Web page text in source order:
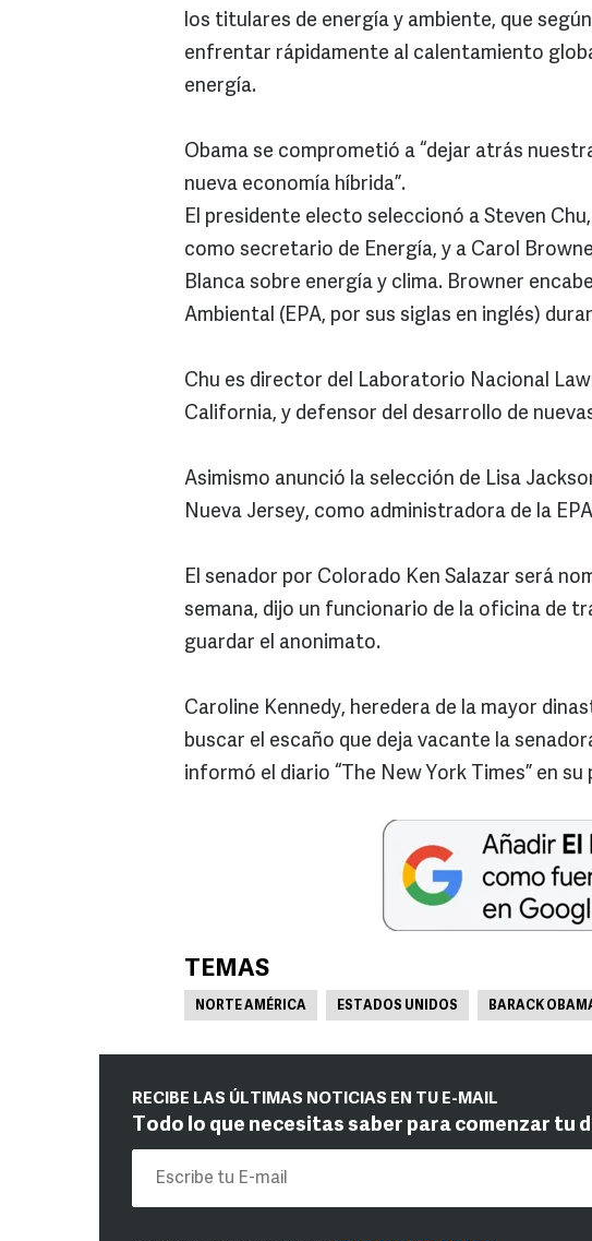
los titulares de energía y ambiente, que
enfrentar rápidamente al calentamiento
energía.
Obama se comprometió a “dejar atrás
nueva economía híbrida”.
El presidente electo seleccionó a Steven
como secretario de Energía, y a Carol
Blanca sobre energía y clima. Browner
Ambiental (EPA, por sus siglas en inglés)
Chu es director del Laboratorio Nacional
California, y defensor del desarrollo de
Asimismo anunció la selección de Lisa
Nueva Jersey, como administradora de la
El senador por Colorado Ken Salazar será
semana, dijo un funcionario de la oficina de
guardar el anonimato.
Caroline Kennedy, heredera de la mayor
buscar el escaño que deja vacante la
informó el diario “The New York Times” en
TEMAS
NORTE AMÉRICA ESTADOS UNIDOS BARACK
RECIBE LAS ÚLTIMAS NOTICIAS EN TU E-MAIL
Todo lo que necesitas saber para comenzar tu